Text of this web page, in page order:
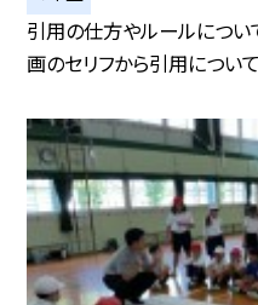
引用の仕方やルールについ
画のセリフから引用につい